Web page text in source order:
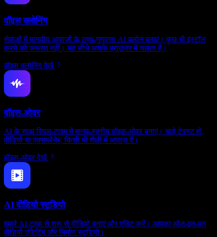
वॉइस क्लोनिंग
सेकंडों में मानवीय आवाज़ों के उच्च-गुणवत्ता AI क्लोन बनाएं। कुछ भी इंस्टॉल
करने की ज़रूरत नहीं। यह सीधे आपके ब्राउज़र में चलता है।
वॉइस क्लोनिंग देखें
वॉइस-ओवर
AI के साथ रियल-टाइम में मानव-स्तरीय वॉइस-ओवर बनाएं। चाहे टेक्स्ट हो,
वीडियो या एक्सप्लेनेर, किसी भी शैली में आवाज़ दें।
वॉइस-ओवर देखें
AI वीडियो स्टूडियो
हमारे AI टूल्स से शुरू से वीडियो बनाएं और एडिट करें। आपका ऑल-इन-वन
वीडियो एडिटिंग और निर्माण स्टूडियो।